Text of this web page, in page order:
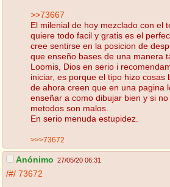
>>73667
El milenial de hoy mezclado con el
quiere todo facil y gratis es el
cree sentirse en la posicion de
que enseño bases de una manera
Loomis, Dios en serio i
iniciar, es porque el tipo hizo cosas
de ahora creen que en una pagina
enseñar a como dibujar bien y si
metodos son malos.
En serio menuda estupidez.
>>>73672
Anónimo 27/05/20 06:31
/#/ 73672